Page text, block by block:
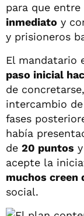
para que entre
inmediato y
y prisioneros
El mandatario
paso inicial
de
intercambio
fases
había
de 20 puntos
acepte la
muchos creen
social.